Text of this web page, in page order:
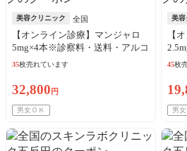
美容クリニック 全国
【オンライン診療】マンジャロ
5mg×4本※診察料・送料・アルコ
ール綿込／リピート可
35枚売れています
32,800 円
男女ＯＫ
美容
【
コ
45枚
男女